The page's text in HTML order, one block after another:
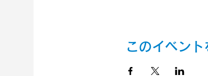
このイベント